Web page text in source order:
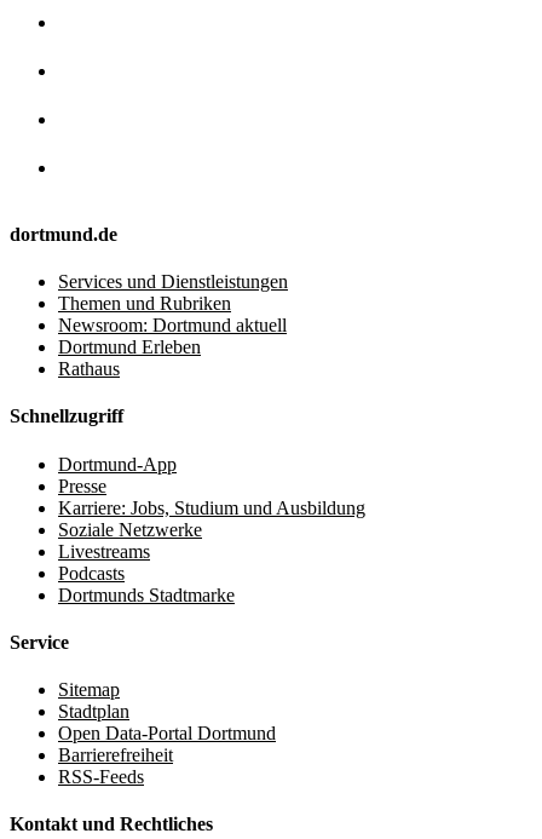
dortmund.de
Services und Dienstleistungen
Themen und Rubriken
Newsroom: Dortmund aktuell
Dortmund Erleben
Rathaus
Schnellzugriff
Dortmund-App
Presse
Karriere: Jobs, Studium und Ausbildung
Soziale Netzwerke
Livestreams
Podcasts
Dortmunds Stadtmarke
Service
Sitemap
Stadtplan
Open Data-Portal Dortmund
Barrierefreiheit
RSS-Feeds
Kontakt und Rechtliches